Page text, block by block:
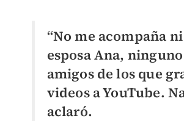
“No me acompaña
esposa Ana,
amigos de los que
videos a YouTube.
aclaró.